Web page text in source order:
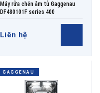
Máy rửa chén âm tủ Gaggenau
DF480101F series 400
Liên hệ
GAGGENAU